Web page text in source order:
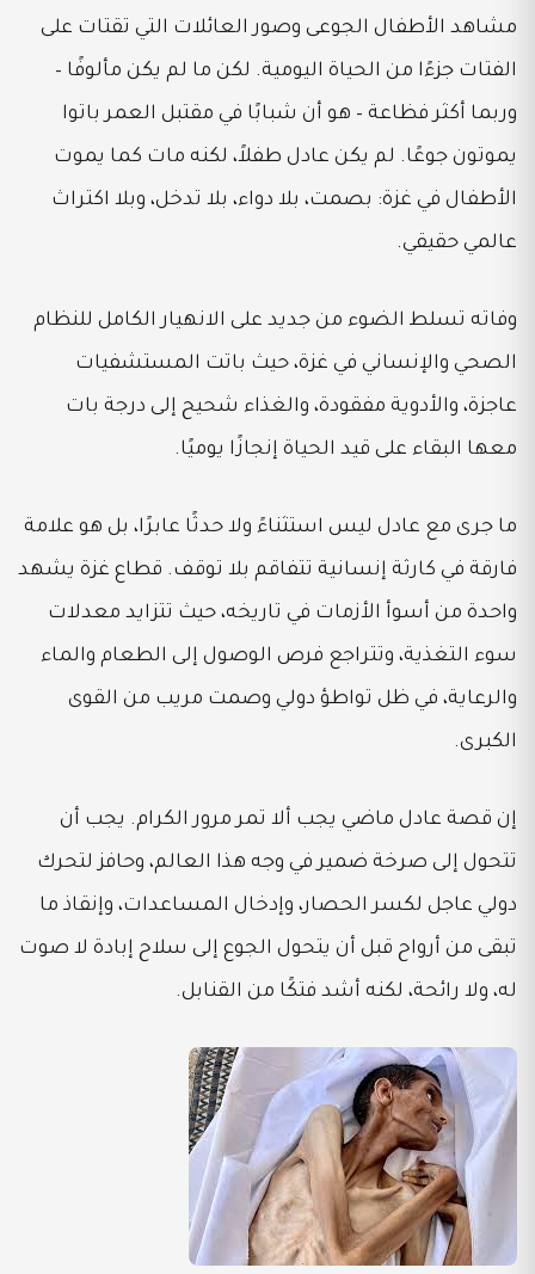
مشاهد الأطفال الجوعى وصور العائلات التي تقتات على
الفتات جزءًا من الحياة اليومية. لكن ما لم يكن مألوفًا –
وربما أكثر فظاعة – هو أن شبابًا في مقتبل العمر باتوا
يموتون جوعًا. لم يكن عادل طفلاً، لكنه مات كما يموت
الأطفال في غزة: بصمت، بلا دواء، بلا تدخل، وبلا اكتراث
عالمي حقيقي.
وفاته تسلط الضوء من جديد على الانهيار الكامل للنظام
الصحي والإنساني في غزة، حيث باتت المستشفيات
عاجزة، والأدوية مفقودة، والغذاء شحيح إلى درجة بات
معها البقاء على قيد الحياة إنجازًا يوميًا.
ما جرى مع عادل ليس استثناءً ولا حدثًا عابرًا، بل هو علامة
فارقة في كارثة إنسانية تتفاقم بلا توقف. قطاع غزة يشهد
واحدة من أسوأ الأزمات في تاريخه، حيث تتزايد معدلات
سوء التغذية، وتتراجع فرص الوصول إلى الطعام والماء
والرعاية، في ظل تواطؤ دولي وصمت مريب من القوى
الكبرى.
إن قصة عادل ماضي يجب ألا تمر مرور الكرام. يجب أن
تتحول إلى صرخة ضمير في وجه هذا العالم، وحافز لتحرك
دولي عاجل لكسر الحصار، وإدخال المساعدات، وإنقاذ ما
تبقى من أرواح قبل أن يتحول الجوع إلى سلاح إبادة لا صوت
له، ولا رائحة، لكنه أشد فتكًا من القنابل.